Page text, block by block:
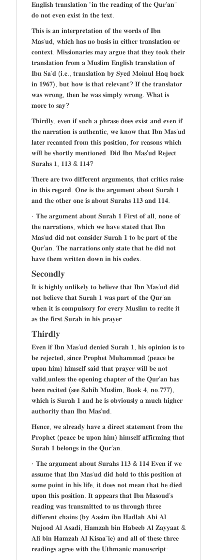
𝐄𝐧𝐠𝐥𝐢𝐬𝐡 𝐭𝐫𝐚𝐧𝐬𝐥𝐚𝐭𝐢𝐨𝐧 “𝐢𝐧 𝐭𝐡𝐞 𝐫𝐞𝐚𝐝𝐢𝐧𝐠 𝐨𝐟 𝐭𝐡𝐞 𝐐𝐮𝐫’𝐚𝐧”
𝐝𝐨 𝐧𝐨𝐭 𝐞𝐯𝐞𝐧 𝐞𝐱𝐢𝐬𝐭 𝐢𝐧 𝐭𝐡𝐞 𝐭𝐞𝐱𝐭.
𝐓𝐡𝐢𝐬 𝐢𝐬 𝐚𝐧 𝐢𝐧𝐭𝐞𝐫𝐩𝐫𝐞𝐭𝐚𝐭𝐢𝐨𝐧 𝐨𝐟 𝐭𝐡𝐞 𝐰𝐨𝐫𝐝𝐬 𝐨𝐟 𝐈𝐛𝐧
𝐌𝐚𝐬’𝐮𝐝, 𝐰𝐡𝐢𝐜𝐡 𝐡𝐚𝐬 𝐧𝐨 𝐛𝐚𝐬𝐢𝐬 𝐢𝐧 𝐞𝐢𝐭𝐡𝐞𝐫 𝐭𝐫𝐚𝐧𝐬𝐥𝐚𝐭𝐢𝐨𝐧 𝐨𝐫
𝐜𝐨𝐧𝐭𝐞𝐱𝐭. 𝐌𝐢𝐬𝐬𝐢𝐨𝐧𝐚𝐫𝐢𝐞𝐬 𝐦𝐚𝐲 𝐚𝐫𝐠𝐮𝐞 𝐭𝐡𝐚𝐭 𝐭𝐡𝐞𝐲 𝐭𝐨𝐨𝐤 𝐭𝐡𝐞𝐢𝐫
𝐭𝐫𝐚𝐧𝐬𝐥𝐚𝐭𝐢𝐨𝐧 𝐟𝐫𝐨𝐦 𝐚 𝐌𝐮𝐬𝐥𝐢𝐦 𝐄𝐧𝐠𝐥𝐢𝐬𝐡 𝐭𝐫𝐚𝐧𝐬𝐥𝐚𝐭𝐢𝐨𝐧 𝐨𝐟
𝐈𝐛𝐧 𝐒𝐚’𝐝 (𝐢.𝐞., 𝐭𝐫𝐚𝐧𝐬𝐥𝐚𝐭𝐢𝐨𝐧 𝐛𝐲 𝐒𝐲𝐞𝐝 𝐌𝐨𝐢𝐧𝐮𝐥 𝐇𝐚𝐪 𝐛𝐚𝐜𝐤
𝐢𝐧 𝟏𝟗𝟔𝟕), 𝐛𝐮𝐭 𝐡𝐨𝐰 𝐢𝐬 𝐭𝐡𝐚𝐭 𝐫𝐞𝐥𝐞𝐯𝐚𝐧𝐭? 𝐈𝐟 𝐭𝐡𝐞 𝐭𝐫𝐚𝐧𝐬𝐥𝐚𝐭𝐨𝐫
𝐰𝐚𝐬 𝐰𝐫𝐨𝐧𝐠, 𝐭𝐡𝐞𝐧 𝐡𝐞 𝐰𝐚𝐬 𝐬𝐢𝐦𝐩𝐥𝐲 𝐰𝐫𝐨𝐧𝐠. 𝐖𝐡𝐚𝐭 𝐢𝐬
𝐦𝐨𝐫𝐞 𝐭𝐨 𝐬𝐚𝐲?
𝐓𝐡𝐢𝐫𝐝𝐥𝐲, 𝐞𝐯𝐞𝐧 𝐢𝐟 𝐬𝐮𝐜𝐡 𝐚 𝐩𝐡𝐫𝐚𝐬𝐞 𝐝𝐨𝐞𝐬 𝐞𝐱𝐢𝐬𝐭 𝐚𝐧𝐝 𝐞𝐯𝐞𝐧 𝐢𝐟
𝐭𝐡𝐞 𝐧𝐚𝐫𝐫𝐚𝐭𝐢𝐨𝐧 𝐢𝐬 𝐚𝐮𝐭𝐡𝐞𝐧𝐭𝐢𝐜, 𝐰𝐞 𝐤𝐧𝐨𝐰 𝐭𝐡𝐚𝐭 𝐈𝐛𝐧 𝐌𝐚𝐬’𝐮𝐝
𝐥𝐚𝐭𝐞𝐫 𝐫𝐞𝐜𝐚𝐧𝐭𝐞𝐝 𝐟𝐫𝐨𝐦 𝐭𝐡𝐢𝐬 𝐩𝐨𝐬𝐢𝐭𝐢𝐨𝐧, 𝐟𝐨𝐫 𝐫𝐞𝐚𝐬𝐨𝐧𝐬 𝐰𝐡𝐢𝐜𝐡
𝐰𝐢𝐥𝐥 𝐛𝐞 𝐬𝐡𝐨𝐫𝐭𝐥𝐲 𝐦𝐞𝐧𝐭𝐢𝐨𝐧𝐞𝐝. 𝐃𝐢𝐝 𝐈𝐛𝐧 𝐌𝐚𝐬’𝐮𝐝 𝐑𝐞𝐣𝐞𝐜𝐭
𝐒𝐮𝐫𝐚𝐡𝐬 𝟏, 𝟏𝟏𝟑 & 𝟏𝟏𝟒?
𝐓𝐡𝐞𝐫𝐞 𝐚𝐫𝐞 𝐭𝐰𝐨 𝐝𝐢𝐟𝐟𝐞𝐫𝐞𝐧𝐭 𝐚𝐫𝐠𝐮𝐦𝐞𝐧𝐭𝐬, 𝐭𝐡𝐚𝐭 𝐜𝐫𝐢𝐭𝐢𝐜𝐬 𝐫𝐚𝐢𝐬𝐞
𝐢𝐧 𝐭𝐡𝐢𝐬 𝐫𝐞𝐠𝐚𝐫𝐝. 𝐎𝐧𝐞 𝐢𝐬 𝐭𝐡𝐞 𝐚𝐫𝐠𝐮𝐦𝐞𝐧𝐭 𝐚𝐛𝐨𝐮𝐭 𝐒𝐮𝐫𝐚𝐡 𝟏
𝐚𝐧𝐝 𝐭𝐡𝐞 𝐨𝐭𝐡𝐞𝐫 𝐨𝐧𝐞 𝐢𝐬 𝐚𝐛𝐨𝐮𝐭 𝐒𝐮𝐫𝐚𝐡𝐬 𝟏𝟏𝟑 𝐚𝐧𝐝 𝟏𝟏𝟒.
· 𝐓𝐡𝐞 𝐚𝐫𝐠𝐮𝐦𝐞𝐧𝐭 𝐚𝐛𝐨𝐮𝐭 𝐒𝐮𝐫𝐚𝐡 𝟏 𝐅𝐢𝐫𝐬𝐭 𝐨𝐟 𝐚𝐥𝐥, 𝐧𝐨𝐧𝐞 𝐨𝐟
𝐭𝐡𝐞 𝐧𝐚𝐫𝐫𝐚𝐭𝐢𝐨𝐧𝐬, 𝐰𝐡𝐢𝐜𝐡 𝐰𝐞 𝐡𝐚𝐯𝐞 𝐬𝐭𝐚𝐭𝐞𝐝 𝐭𝐡𝐚𝐭 𝐈𝐛𝐧
𝐌𝐚𝐬’𝐮𝐝 𝐝𝐢𝐝 𝐧𝐨𝐭 𝐜𝐨𝐧𝐬𝐢𝐝𝐞𝐫 𝐒𝐮𝐫𝐚𝐡 𝟏 𝐭𝐨 𝐛𝐞 𝐩𝐚𝐫𝐭 𝐨𝐟 𝐭𝐡𝐞
𝐐𝐮𝐫’𝐚𝐧. 𝐓𝐡𝐞 𝐧𝐚𝐫𝐫𝐚𝐭𝐢𝐨𝐧𝐬 𝐨𝐧𝐥𝐲 𝐬𝐭𝐚𝐭𝐞 𝐭𝐡𝐚𝐭 𝐡𝐞 𝐝𝐢𝐝 𝐧𝐨𝐭
𝐡𝐚𝐯𝐞 𝐭𝐡𝐞𝐦 𝐰𝐫𝐢𝐭𝐭𝐞𝐧 𝐝𝐨𝐰𝐧 𝐢𝐧 𝐡𝐢𝐬 𝐜𝐨𝐝𝐞𝐱.
𝐒𝐞𝐜𝐨𝐧𝐝𝐥𝐲
𝐈𝐭 𝐢𝐬 𝐡𝐢𝐠𝐡𝐥𝐲 𝐮𝐧𝐥𝐢𝐤𝐞𝐥𝐲 𝐭𝐨 𝐛𝐞𝐥𝐢𝐞𝐯𝐞 𝐭𝐡𝐚𝐭 𝐈𝐛𝐧 𝐌𝐚𝐬’𝐮𝐝 𝐝𝐢𝐝
𝐧𝐨𝐭 𝐛𝐞𝐥𝐢𝐞𝐯𝐞 𝐭𝐡𝐚𝐭 𝐒𝐮𝐫𝐚𝐡 𝟏 𝐰𝐚𝐬 𝐩𝐚𝐫𝐭 𝐨𝐟 𝐭𝐡𝐞 𝐐𝐮𝐫’𝐚𝐧
𝐰𝐡𝐞𝐧 𝐢𝐭 𝐢𝐬 𝐜𝐨𝐦𝐩𝐮𝐥𝐬𝐨𝐫𝐲 𝐟𝐨𝐫 𝐞𝐯𝐞𝐫𝐲 𝐌𝐮𝐬𝐥𝐢𝐦 𝐭𝐨 𝐫𝐞𝐜𝐢𝐭𝐞 𝐢𝐭
𝐚𝐬 𝐭𝐡𝐞 𝐟𝐢𝐫𝐬𝐭 𝐒𝐮𝐫𝐚𝐡 𝐢𝐧 𝐡𝐢𝐬 𝐩𝐫𝐚𝐲𝐞𝐫.
𝐓𝐡𝐢𝐫𝐝𝐥𝐲
𝐄𝐯𝐞𝐧 𝐢𝐟 𝐈𝐛𝐧 𝐌𝐚𝐬’𝐮𝐝 𝐝𝐞𝐧𝐢𝐞𝐝 𝐒𝐮𝐫𝐚𝐡 𝟏, 𝐡𝐢𝐬 𝐨𝐩𝐢𝐧𝐢𝐨𝐧 𝐢𝐬 𝐭𝐨
𝐛𝐞 𝐫𝐞𝐣𝐞𝐜𝐭𝐞𝐝, 𝐬𝐢𝐧𝐜𝐞 𝐏𝐫𝐨𝐩𝐡𝐞𝐭 𝐌𝐮𝐡𝐚𝐦𝐦𝐚𝐝 (𝐩𝐞𝐚𝐜𝐞 𝐛𝐞
𝐮𝐩𝐨𝐧 𝐡𝐢𝐦) 𝐡𝐢𝐦𝐬𝐞𝐥𝐟 𝐬𝐚𝐢𝐝 𝐭𝐡𝐚𝐭 𝐩𝐫𝐚𝐲𝐞𝐫 𝐰𝐢𝐥𝐥 𝐛𝐞 𝐧𝐨𝐭
𝐯𝐚𝐥𝐢𝐝,𝐮𝐧𝐥𝐞𝐬𝐬 𝐭𝐡𝐞 𝐨𝐩𝐞𝐧𝐢𝐧𝐠 𝐜𝐡𝐚𝐩𝐭𝐞𝐫 𝐨𝐟 𝐭𝐡𝐞 𝐐𝐮𝐫’𝐚𝐧 𝐡𝐚𝐬
𝐛𝐞𝐞𝐧 𝐫𝐞𝐜𝐢𝐭𝐞𝐝 (𝐬𝐞𝐞 𝐒𝐚𝐡𝐢𝐡 𝐌𝐮𝐬𝐥𝐢𝐦, 𝐁𝐨𝐨𝐤 𝟒, 𝐧𝐨.𝟕𝟕𝟕),
𝐰𝐡𝐢𝐜𝐡 𝐢𝐬 𝐒𝐮𝐫𝐚𝐡 𝟏 𝐚𝐧𝐝 𝐡𝐞 𝐢𝐬 𝐨𝐛𝐯𝐢𝐨𝐮𝐬𝐥𝐲 𝐚 𝐦𝐮𝐜𝐡 𝐡𝐢𝐠𝐡𝐞𝐫
𝐚𝐮𝐭𝐡𝐨𝐫𝐢𝐭𝐲 𝐭𝐡𝐚𝐧 𝐈𝐛𝐧 𝐌𝐚𝐬’𝐮𝐝.
𝐇𝐞𝐧𝐜𝐞, 𝐰𝐞 𝐚𝐥𝐫𝐞𝐚𝐝𝐲 𝐡𝐚𝐯𝐞 𝐚 𝐝𝐢𝐫𝐞𝐜𝐭 𝐬𝐭𝐚𝐭𝐞𝐦𝐞𝐧𝐭 𝐟𝐫𝐨𝐦 𝐭𝐡𝐞
𝐏𝐫𝐨𝐩𝐡𝐞𝐭 (𝐩𝐞𝐚𝐜𝐞 𝐛𝐞 𝐮𝐩𝐨𝐧 𝐡𝐢𝐦) 𝐡𝐢𝐦𝐬𝐞𝐥𝐟 𝐚𝐟𝐟𝐢𝐫𝐦𝐢𝐧𝐠 𝐭𝐡𝐚𝐭
𝐒𝐮𝐫𝐚𝐡 𝟏 𝐛𝐞𝐥𝐨𝐧𝐠𝐬 𝐢𝐧 𝐭𝐡𝐞 𝐐𝐮𝐫’𝐚𝐧.
· 𝐓𝐡𝐞 𝐚𝐫𝐠𝐮𝐦𝐞𝐧𝐭 𝐚𝐛𝐨𝐮𝐭 𝐒𝐮𝐫𝐚𝐡𝐬 𝟏𝟏𝟑 & 𝟏𝟏𝟒 𝐄𝐯𝐞𝐧 𝐢𝐟 𝐰𝐞
𝐚𝐬𝐬𝐮𝐦𝐞 𝐭𝐡𝐚𝐭 𝐈𝐛𝐧 𝐌𝐚𝐬’𝐮𝐝 𝐝𝐢𝐝 𝐡𝐨𝐥𝐝 𝐭𝐨 𝐭𝐡𝐢𝐬 𝐩𝐨𝐬𝐢𝐭𝐢𝐨𝐧 𝐚𝐭
𝐬𝐨𝐦𝐞 𝐩𝐨𝐢𝐧𝐭 𝐢𝐧 𝐡𝐢𝐬 𝐥𝐢𝐟𝐞, 𝐢𝐭 𝐝𝐨𝐞𝐬 𝐧𝐨𝐭 𝐦𝐞𝐚𝐧 𝐭𝐡𝐚𝐭 𝐡𝐞 𝐝𝐢𝐞𝐝
𝐮𝐩𝐨𝐧 𝐭𝐡𝐢𝐬 𝐩𝐨𝐬𝐢𝐭𝐢𝐨𝐧. 𝐈𝐭 𝐚𝐩𝐩𝐞𝐚𝐫𝐬 𝐭𝐡𝐚𝐭 𝐈𝐛𝐧 𝐌𝐚𝐬𝐨𝐮𝐝’𝐬
𝐫𝐞𝐚𝐝𝐢𝐧𝐠 𝐰𝐚𝐬 𝐭𝐫𝐚𝐧𝐬𝐦𝐢𝐭𝐭𝐞𝐝 𝐭𝐨 𝐮𝐬 𝐭𝐡𝐫𝐨𝐮𝐠𝐡 𝐭𝐡𝐫𝐞𝐞
𝐝𝐢𝐟𝐟𝐞𝐫𝐞𝐧𝐭 𝐜𝐡𝐚𝐢𝐧𝐬 (𝐛𝐲 𝐀𝐚𝐬𝐢𝐦 𝐢𝐛𝐧 𝐇𝐚𝐝𝐥𝐚𝐡 𝐀𝐛𝐢 𝐀𝐥
𝐍𝐮𝐣𝐨𝐨𝐝 𝐀𝐥 𝐀𝐬𝐚𝐝𝐢, 𝐇𝐚𝐦𝐳𝐚𝐡 𝐛𝐢𝐧 𝐇𝐚𝐛𝐞𝐞𝐛 𝐀𝐥 𝐙𝐚𝐲𝐲𝐚𝐚𝐭 &
𝐀𝐥𝐢 𝐛𝐢𝐧 𝐇𝐚𝐦𝐳𝐚𝐡 𝐀𝐥 𝐊𝐢𝐬𝐚𝐚‟𝐢𝐞) 𝐚𝐧𝐝 𝐚𝐥𝐥 𝐨𝐟 𝐭𝐡𝐞𝐬𝐞 𝐭𝐡𝐫𝐞𝐞
𝐫𝐞𝐚𝐝𝐢𝐧𝐠𝐬 𝐚𝐠𝐫𝐞𝐞 𝐰𝐢𝐭𝐡 𝐭𝐡𝐞 𝐔𝐭𝐡𝐦𝐚𝐧𝐢𝐜 𝐦𝐚𝐧𝐮𝐬𝐜𝐫𝐢𝐩𝐭: